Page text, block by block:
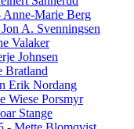
Anne-Marie Berg
A. Svenningsen
Valaker
Johnsen
Bratland
Erik Nordang
Wiese Porsmyr
Stange